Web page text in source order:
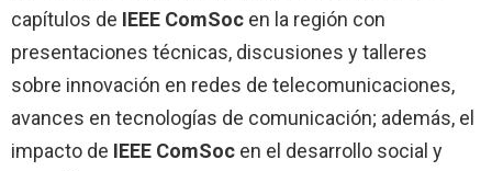
capítulos de IEEE ComSoc en la región con
presentaciones técnicas, discusiones y talleres
sobre innovación en redes de telecomunicaciones,
avances en tecnologías de comunicación; además, el
impacto de IEEE ComSoc en el desarrollo social y